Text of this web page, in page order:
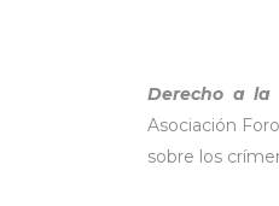
Derecho a la
Asociación
sobre los